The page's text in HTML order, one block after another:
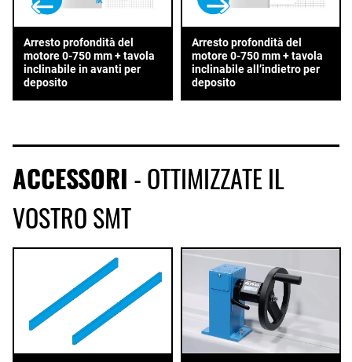
Arresto profondità del
motore 0-750 mm + tavola
inclinabile in avanti per
deposito
Arresto profondità del
motore 0-750 mm + tavola
inclinabile all’indietro per
deposito
ACCESSORI - OTTIMIZZATE IL
VOSTRO SMT